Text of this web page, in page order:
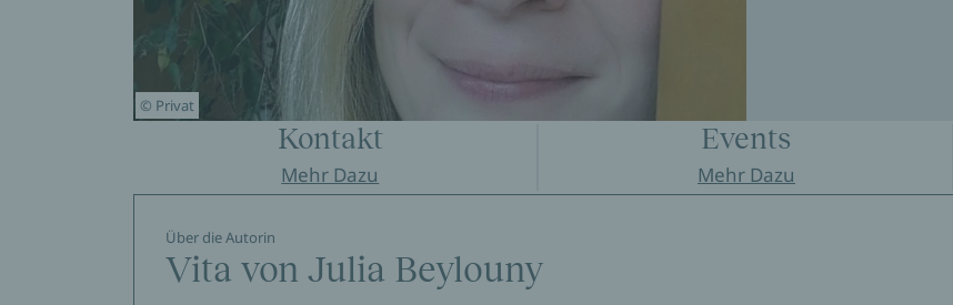
© Privat
Kontakt
Mehr Dazu
Events
Mehr Dazu
Über die Autorin
Vita von Julia Beylouny